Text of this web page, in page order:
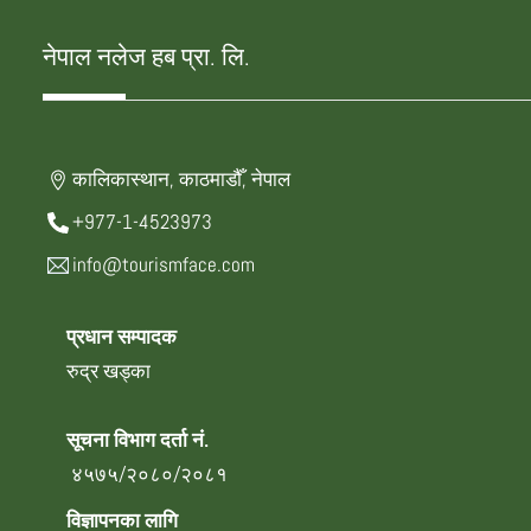
नेपाल नलेज हब प्रा. लि.
कालिकास्थान, काठमाडौँ, नेपाल
+977-1-4523973
info@tourismface.com
प्रधान सम्पादक
रुद्र खड्का
सूचना विभाग दर्ता नं.
४५७५/२०८०/२०८१
विज्ञापनका लागि